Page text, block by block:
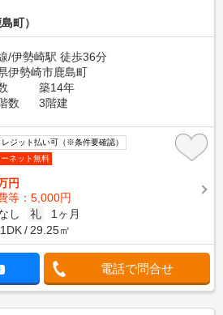
町）
/伊勢崎駅 徒歩36分
伊勢崎市鹿島町
築14年
数
3階建
ジット払い可（※条件要確認）
ネット無料
円
等：5,000円
し 礼
1ヶ月
1DK 29.25㎡
電話で問合せ